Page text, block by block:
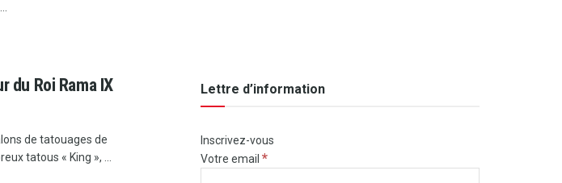
du Roi Rama IX
de tatouages de
tatous « King », ...
Lettre d’information
Inscrivez-vous
Votre email *